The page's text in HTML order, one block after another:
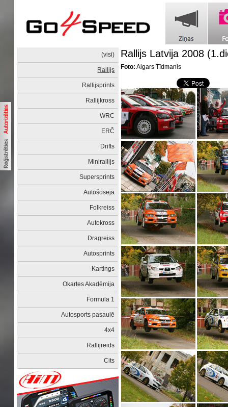
(visi)
Rallijs
Rallijsprints
Rallijkross
WRC
ERČ
Drifts
Minirallijs
Supersprints
Autošoseja
Folkreiss
Autokross
Dragreiss
Autosprints
Kartings
Okartes Akadēmija
Formula 1
Autosports pasaulē
4x4
Rallijreids
Cits
Rallijs Latvija 2008
Foto: Aigars Tīdmanis